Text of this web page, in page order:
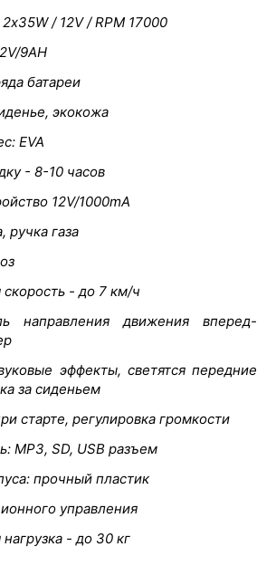
/ 12V / RPM 17000
9AH
батареи
экокожа
EVA
- 8-10 часов
12V/1000mA
ручка газа
- до 7 км/ч
направления движения вперед-
эффекты, светятся передние
за сиденьем
старте, регулировка громкости
MP3, SD, USB разъем
прочный пластик
управления
- до 30 кг